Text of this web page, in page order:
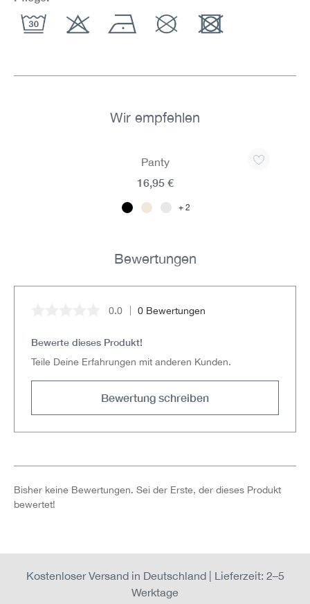
Wir empfehlen
Panty
2
16,95 €
Bewertungen
Durchschnittliche Bewertung von 0 von 5 Sternen
0.0 0 Bewertungen
Bewerte dieses Produkt!
Teile Deine Erfahrungen mit anderen Kunden.
Bewertung schreiben
Bisher keine Bewertungen. Sei der Erste, der dieses Produkt
bewertet!
Kostenloser Versand in Deutschland | Lieferzeit: 2–5
Werktage